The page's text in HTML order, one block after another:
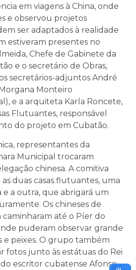
em viagens à China, onde
e observou projetos
ser adaptados à realidade
estiveram presentes no
Chefe de Gabinete da
e o secretário de Obras,
secretários-adjuntos André
Monteiro
e a arquiteta Karla Roncete,
Flutuantes, responsável
do projeto em Cubatão.
representantes da
Municipal trocaram
chinesa. A comitiva
duas casas flutuantes, uma
e a outra, que abrigará um
Os chineses de
até o Píer do
puderam observar grande
e peixes. O grupo também
fotos junto às estátuas do Rei
escritor cubatense Afonso